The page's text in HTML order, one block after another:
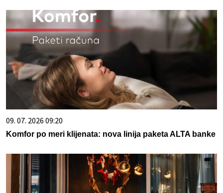
09. 07. 2026 09:20
Komfor po meri klijenata: nova linija paketa ALTA banke